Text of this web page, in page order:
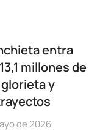
entra
millones de
y
de 2026